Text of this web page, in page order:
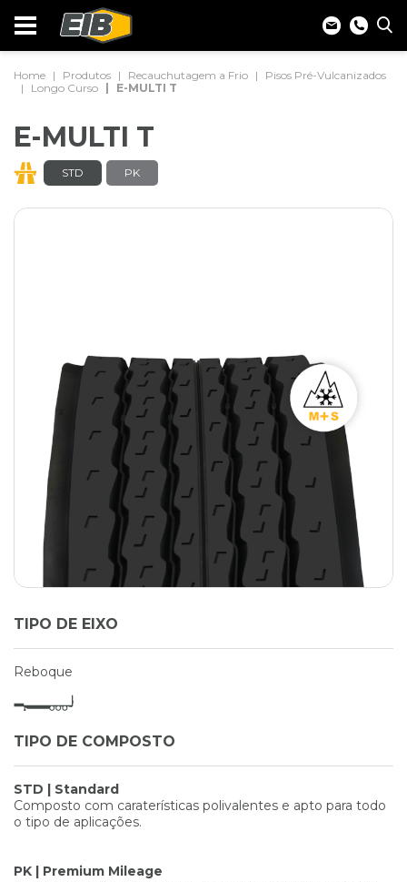
Home Produtos Recauchutagem a Frio
Pisos Pré-Vulcanizados
Longo Curso
E-MULTI T
E-MULTI T
STD PK
TIPO DE EIXO
Reboque
TIPO DE COMPOSTO
STD | Standard
Composto com caraterísticas polivalentes e apto para todo
o tipo de aplicações.
PK | Premium Mileage